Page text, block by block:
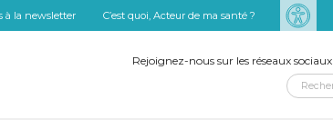
à la newsletter C’est quoi, Acteur de ma santé ?
HôpitauxRobert SchumanRejoignez-nous sur les réseaux sociaux